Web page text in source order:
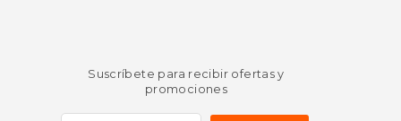
Suscríbete para recibir ofertas y
promociones